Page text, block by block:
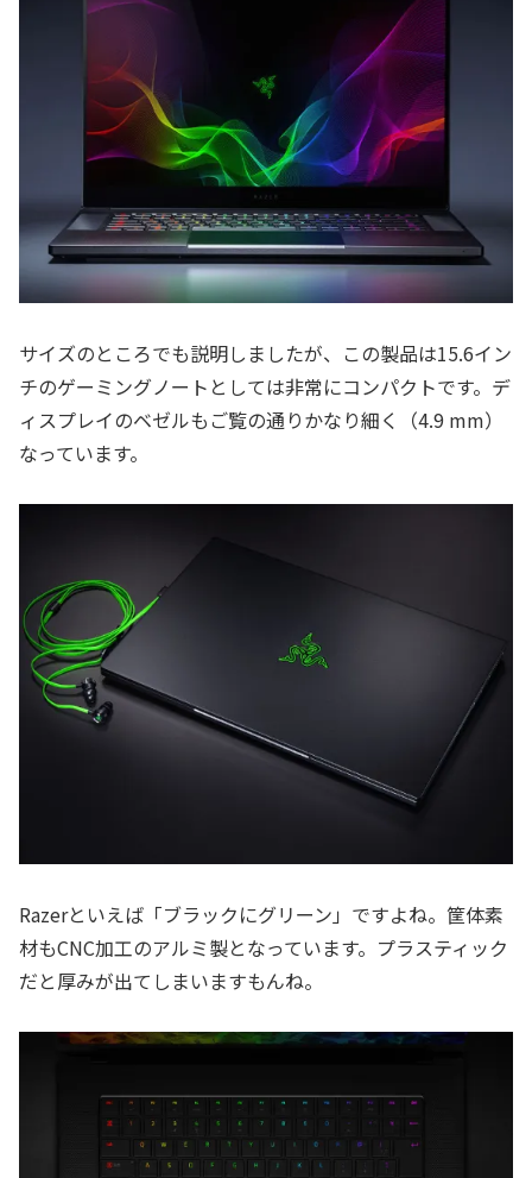
サイズのところでも説明しましたが、この製品は15.6イン
チのゲーミングノートとしては非常にコンパクトです。デ
ィスプレイのベゼルもご覧の通りかなり細く（4.9 mm）
なっています。
Razerといえば「ブラックにグリーン」ですよね。筐体素
材もCNC加工のアルミ製となっています。プラスティック
だと厚みが出てしまいますもんね。